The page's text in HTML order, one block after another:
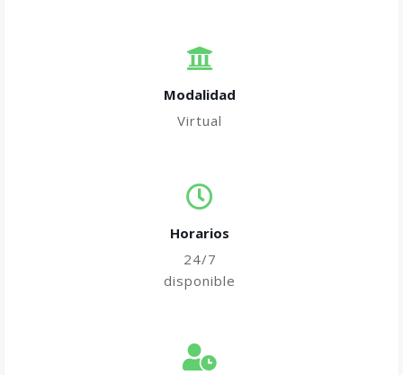
Modalidad
Virtual
Horarios
24/7
disponible